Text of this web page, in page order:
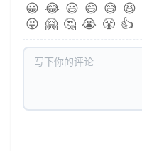
😀 😂 😃 😄 😅 😆
😝 🤗 🤔 😭 😤 👍